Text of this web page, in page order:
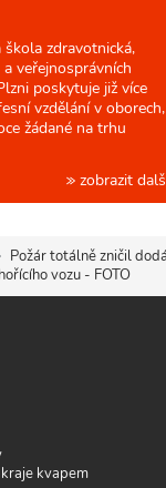
zdravotnická,
veřejnosprávních
poskytuje již více
vzdělání v oborech,
žádané na trhu
zobrazit
Požár totálně zničil
vozu - FOTO
kvapem